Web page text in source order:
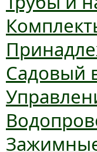
Садовый